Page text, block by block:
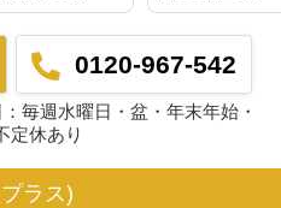
0120-967-542
毎週水曜日・盆・年末年始・
定休あり
ラス)